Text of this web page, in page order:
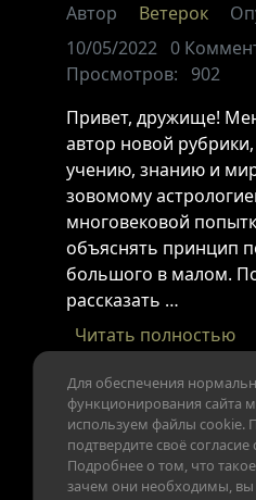
Автор Ветерок
10/05/2022 0
Просмотров:
902
Привет, дружище!
автор новой
учению, знанию и
зовомому
многовековой
объяснять принцип
большого в малом.
рассказать …
Читать полностью
Новости Пригласить
Конфиденциальность
Для обеспечения
функционирования сайта
используем файлы cookie.
подтвердите своё согласие
Подробнее о том, что
зачем они необходимы,